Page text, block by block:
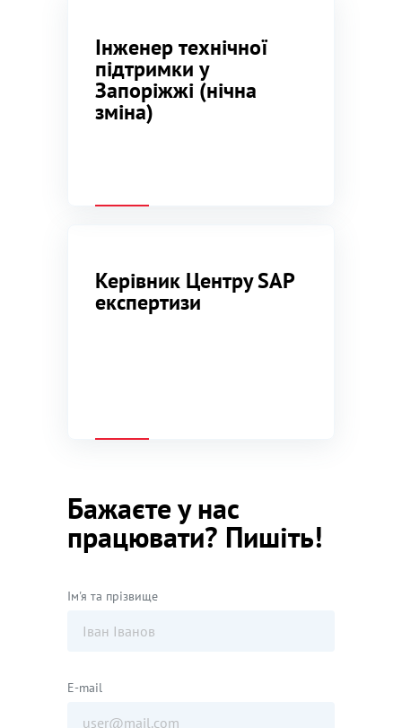
Інженер технічної
підтримки у
Запоріжжі (нічна
зміна)
Керівник Центру SAP
експертизи
Бажаєте у нас
працювати? Пишіть!
Ім'я та прізвище
E-mail